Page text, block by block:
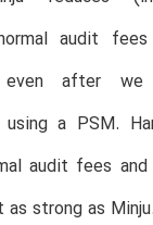
audit
even after
using a PSM.
audit fees
as strong as